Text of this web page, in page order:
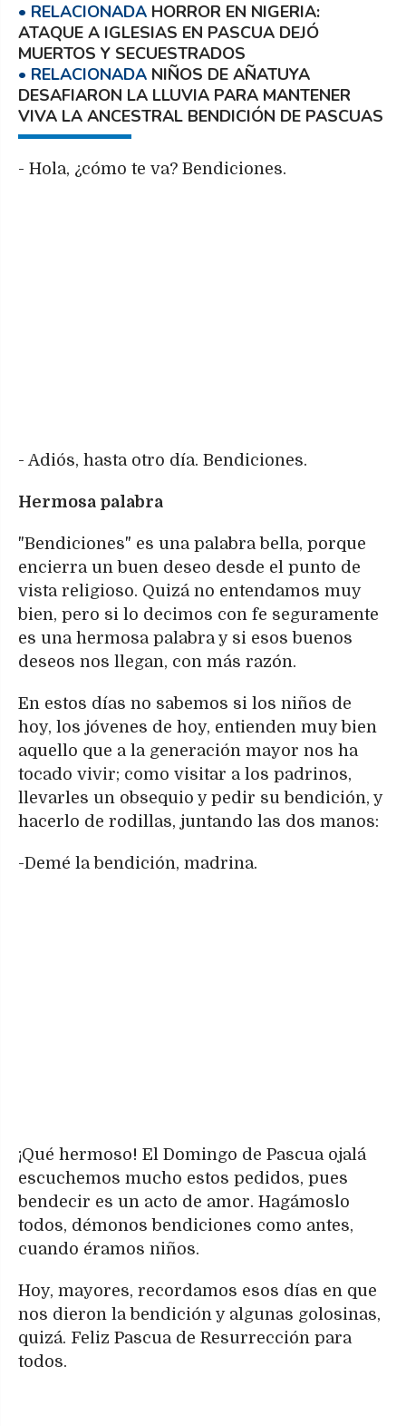
HORROR EN NIGERIA:
ATAQUE A IGLESIAS EN PASCUA DEJÓ
MUERTOS Y SECUESTRADOS
NIÑOS DE AÑATUYA
DESAFIARON LA LLUVIA PARA MANTENER
VIVA LA ANCESTRAL BENDICIÓN DE PASCUAS
- Hola, ¿cómo te va? Bendiciones.
- Adiós, hasta otro día. Bendiciones.
Hermosa palabra
"Bendiciones" es una palabra bella, porque
encierra un buen deseo desde el punto de
vista religioso. Quizá no entendamos muy
bien, pero si lo decimos con fe seguramente
es una hermosa palabra y si esos buenos
deseos nos llegan, con más razón.
En estos días no sabemos si los niños de
hoy, los jóvenes de hoy, entienden muy bien
aquello que a la generación mayor nos ha
tocado vivir; como visitar a los padrinos,
llevarles un obsequio y pedir su bendición, y
hacerlo de rodillas, juntando las dos manos:
-Demé la bendición, madrina.
¡Qué hermoso! El Domingo de Pascua ojalá
escuchemos mucho estos pedidos, pues
bendecir es un acto de amor. Hagámoslo
todos, démonos bendiciones como antes,
cuando éramos niños.
Hoy, mayores, recordamos esos días en que
nos dieron la bendición y algunas golosinas,
quizá. Feliz Pascua de Resurrección para
todos.